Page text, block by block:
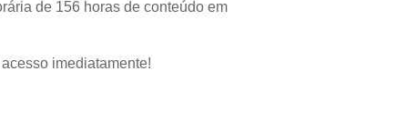
de 156 horas de conteúdo em
imediatamente!